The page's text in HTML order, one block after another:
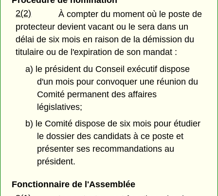
2(2)
À compter du moment où le poste de
protecteur devient vacant ou le sera dans un
délai de six mois en raison de la démission du
titulaire ou de l'expiration de son mandat :
a) le président du Conseil exécutif dispose
d'un mois pour convoquer une réunion du
Comité permanent des affaires
législatives;
b) le Comité dispose de six mois pour étudier
le dossier des candidats à ce poste et
présenter ses recommandations au
président.
Fonctionnaire de l'Assemblée